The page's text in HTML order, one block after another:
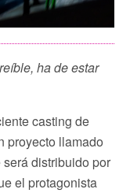
ha de estar
casting de
proyecto llamado
distribuido por
el protagonista